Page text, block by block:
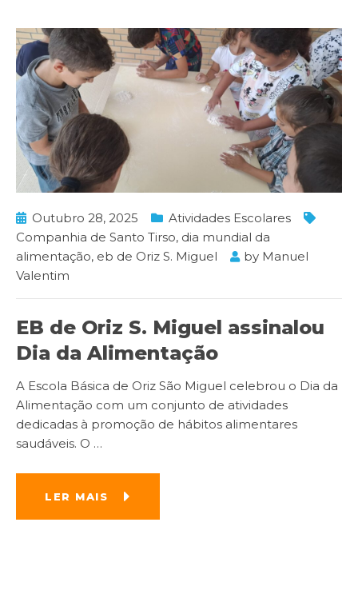
Outubro 28, 2025
Atividades Escolares
Companhia de Santo Tirso, dia mundial da
alimentação, eb de Oriz S. Miguel by Manuel
Valentim
EB de Oriz S. Miguel assinalou
Dia da Alimentação
A Escola Básica de Oriz São Miguel celebrou o Dia da
Alimentação com um conjunto de atividades
dedicadas à promoção de hábitos alimentares
saudáveis. O …
LER MAIS